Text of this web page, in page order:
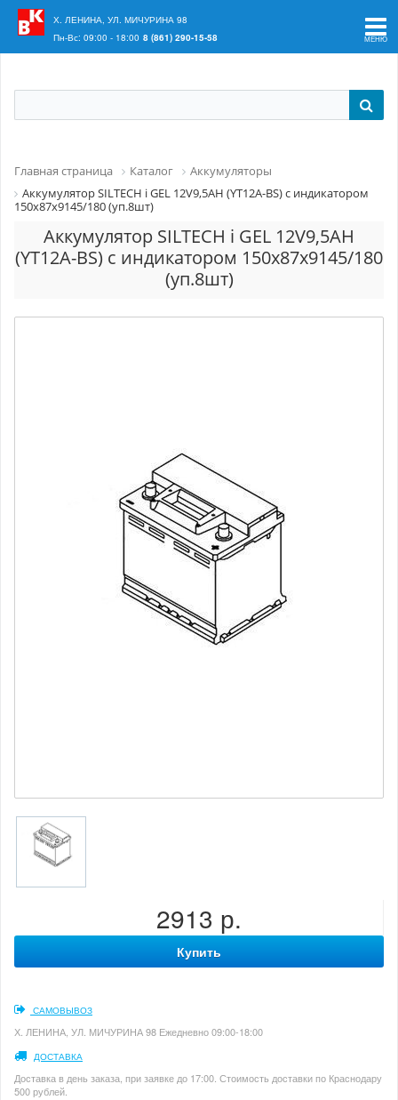
Ваш регион:
Х. ЛЕНИНА, УЛ. МИЧУРИНА 98
Пн-Вс: 09:00 - 18:00 8 (861) 290-15-58
Главная страница Каталог
Аккумуляторы
Аккумулятор SILTECH i GEL 12V9,5AH (YT12А-BS) с индикатором
150х87х9145/180 (уп.8шт)
Аккумулятор SILTECH i GEL 12V9,5AH
(YT12А-BS) с индикатором 150х87х9145/180
(уп.8шт)
2913 р.
Купить
САМОВЫВОЗ
Х. ЛЕНИНА, УЛ. МИЧУРИНА 98 Ежедневно 09:00-18:00
ДОСТАВКА
Доставка в день заказа, при заявке до 17:00. Стоимость доставки по Краснодару
500 рублей.